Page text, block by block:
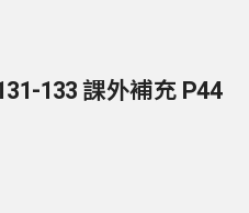
133 課外補充 P44